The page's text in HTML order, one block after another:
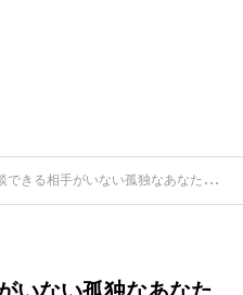
相手がいない孤独なあなたへ！心を軽くする究極の解決策